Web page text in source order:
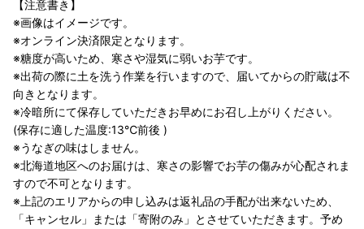
【注意書き】
※画像はイメージです。
※オンライン決済限定となります。
※糖度が高いため、寒さや湿気に弱いお芋です。
※出荷の際に土を洗う作業を行いますので、届いてからの貯蔵は不
向きとなります。
※冷暗所にて保存していただきお早めにお召し上がりください。
(保存に適した温度:13℃前後 )
※うなぎの味はしません。
※北海道地区へのお届けは、寒さの影響でお芋の傷みが心配されま
すので不可となります。
※上記のエリアからの申し込みは返礼品の手配が出来ないため、
「キャンセル」または「寄附のみ」とさせていただきます。予め